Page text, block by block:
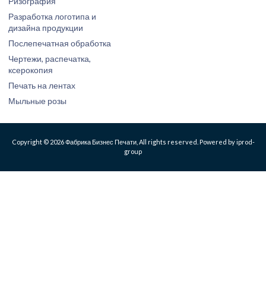
Разработка логотипа и
дизайна продукции
Послепечатная обработка
Чертежи, распечатка,
ксерокопия
Печать на лентах
Мыльные розы
Copyright © 2026 Фабрика Бизнес Печати, All rights reserved. Powered by iprod-
group